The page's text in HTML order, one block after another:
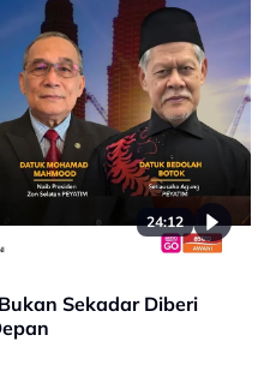
24:12
Sekadar Diberi